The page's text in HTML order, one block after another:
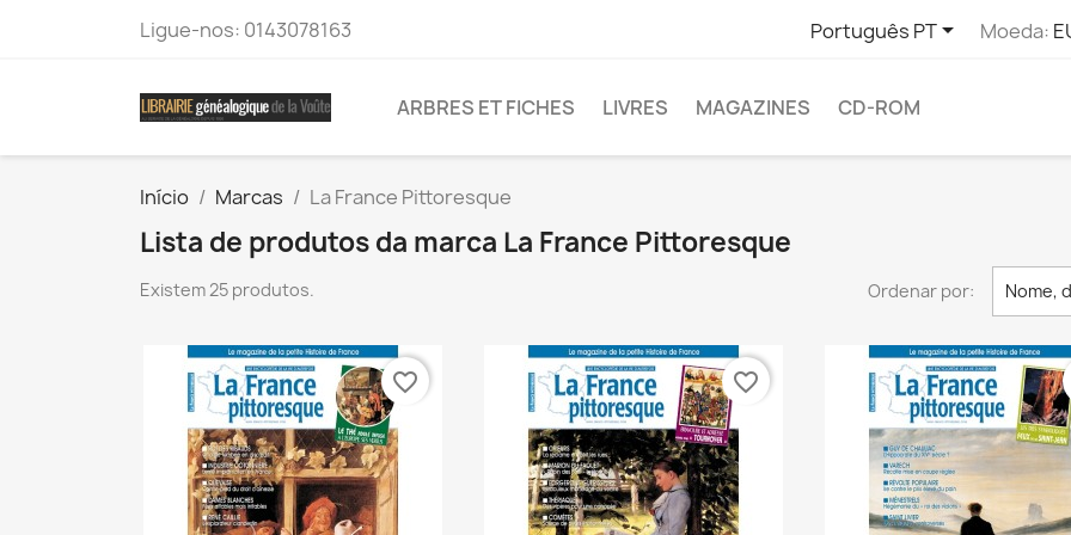
Ligue-nos: 0143078163 Português PT Moeda:
ARBRES ET FICHES LIVRES MAGAZINES CD-ROM
Início Marcas La France Pittoresque
Lista de produtos da marca La France Pittoresque
Existem 25 produtos. Ordenar por: Nome,
favorite_border favorite_border